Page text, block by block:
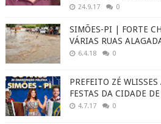
24.9.17 0
SIMÕES-PI | FORTE
VÁRIAS RUAS
6.4.18 0
PREFEITO ZÉ
FESTAS DA CIDADE
4.7.17 0